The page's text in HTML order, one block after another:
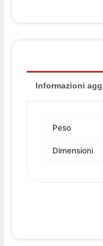
Informazioni
Peso
Dimensioni